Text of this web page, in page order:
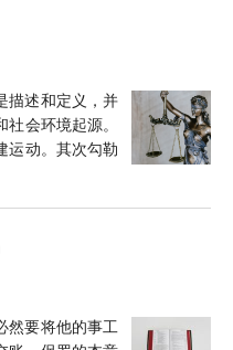
描述和定义，并
会环境起源。
运动。其次勾勒
然要将他的事工